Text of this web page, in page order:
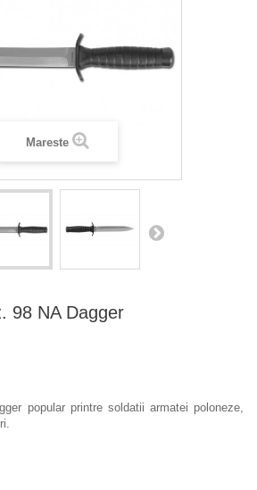
Mareste
98 NA Dagger
popular printre soldatii armatei poloneze,